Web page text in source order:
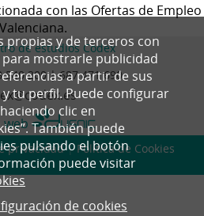
con las Ofertas de Empleo
de estudios Codex
540 200 | 687 471 690
web
privacidad | Política de Cookies
propias y de terceros con
mostrarle publicidad
a partir de sus
tu perfil. Puede configurar
clic en
También puede
pulsando el botón
puede visitar
de cookies